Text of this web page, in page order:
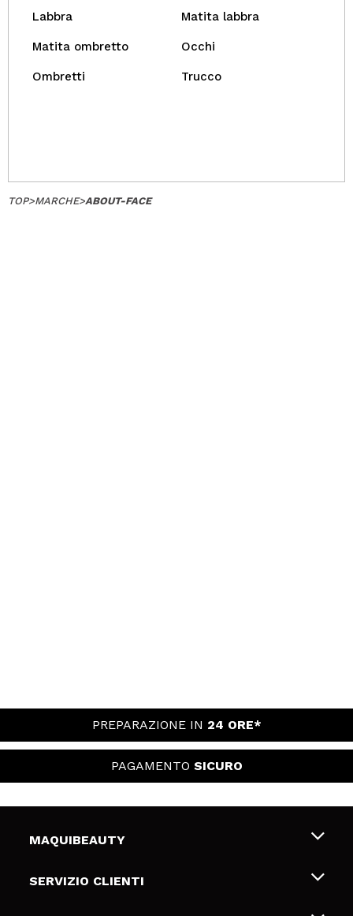
Labbra Matita labbra
Matita ombretto Occhi
Ombretti Trucco
TOP>MARCHE>ABOUT-FACE
PREPARAZIONE IN 24 ORE*
PAGAMENTO SICURO
MAQUIBEAUTY
Chi siamo
SERVIZIO CLIENTI